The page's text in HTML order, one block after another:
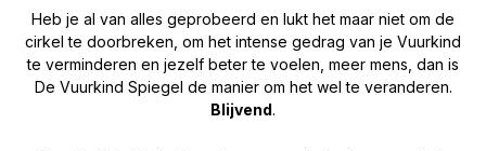
Heb je al van alles geprobeerd en lukt het maar niet om de
cirkel te doorbreken, om het intense gedrag van je Vuurkind
te verminderen en jezelf beter te voelen, meer mens, dan is
De Vuurkind Spiegel de manier om het wel te veranderen.
Blijvend.